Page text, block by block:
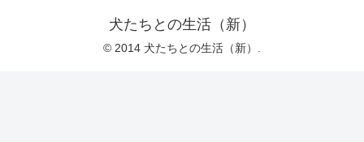
犬たちとの生活（新）
© 2014 犬たちとの生活（新）.